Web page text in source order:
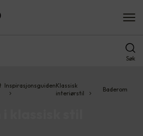
Søk
InspirasjonsguidenKlassisk
interiørstil
Baderom